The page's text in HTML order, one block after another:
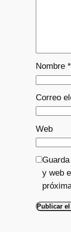
Nombre *
Correo
Web
y web